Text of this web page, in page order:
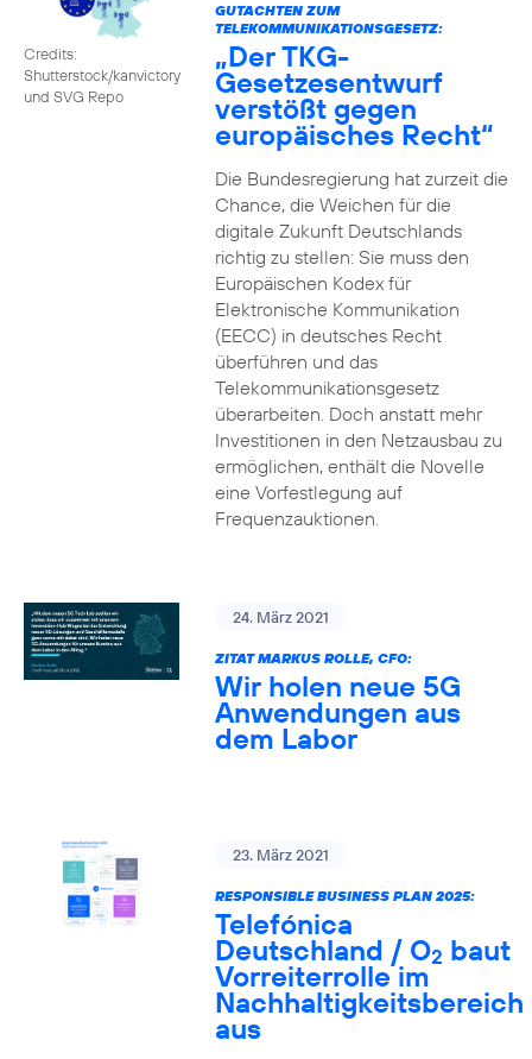
Credits:
Shutterstock/kanvictory
und SVG Repo
GUTACHTEN ZUM
TELEKOMMUNIKATIONSGESETZ:
„Der TKG-
Gesetzesentwurf
verstößt gegen
europäisches Recht“
Die Bundesregierung hat zurzeit die
Chance, die Weichen für die
digitale Zukunft Deutschlands
richtig zu stellen: Sie muss den
Europäischen Kodex für
Elektronische Kommunikation
(EECC) in deutsches Recht
überführen und das
Telekommunikationsgesetz
überarbeiten. Doch anstatt mehr
Investitionen in den Netzausbau zu
ermöglichen, enthält die Novelle
eine Vorfestlegung auf
Frequenzauktionen.
24. März 2021
ZITAT MARKUS ROLLE, CFO:
Wir holen neue 5G
Anwendungen aus
dem Labor
23. März 2021
RESPONSIBLE BUSINESS PLAN 2025:
Telefónica
Deutschland / O2 baut
Vorreiterrolle im
Nachhaltigkeitsbereich
aus